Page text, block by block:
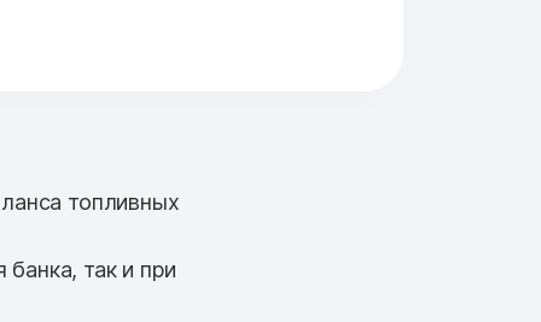
топливных
так и при